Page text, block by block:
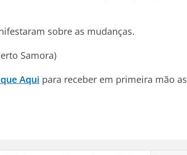
sobre as mudanças.
Samora)
Aqui para receber em primeira mão as